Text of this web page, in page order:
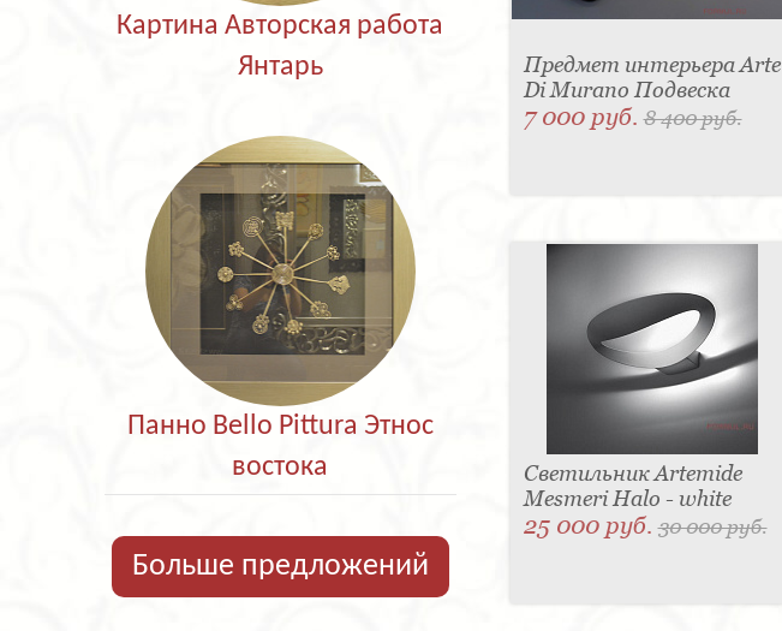
Картина Авторская работа
Янтарь
Панно Bello Pittura Этнос
востока
Больше предложений
Предмет интерьера Arte
Di Murano Подвеска
7 000 руб.8 400 руб.
Светильник Artemide
Mesmeri Halo - white
25 000 руб.30 000 руб.